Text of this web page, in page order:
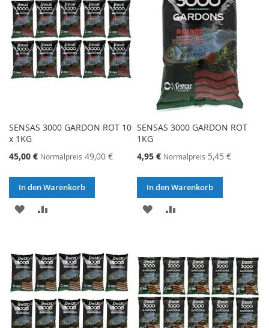
SENSAS 3000 GARDON ROT 10
x 1KG
Sonderangebot
45,00 € Normalpreis 49,00 €
In den Warenkorb
ZUR
SENSAS 3000 GARDON ROT
1KG
Sonderangebot
4,95 € Normalpreis 5,45 €
In den Warenkorb
ZUR